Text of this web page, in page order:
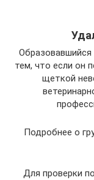
Образовавшийся
тем, что если он
щеткой
Подробнее о
Для проверки